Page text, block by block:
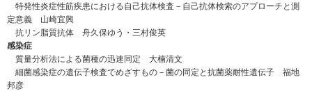
特発性炎症性筋疾患における自己抗体検査－自己抗体検索のアプローチと測
定意義 山崎宜興
抗リン脂質抗体 舟久保ゆう・三村俊英
感染症
質量分析法による菌種の迅速同定 大楠清文
細菌感染症の遺伝子検査でめざすもの－菌の同定と抗菌薬耐性遺伝子 福地
邦彦